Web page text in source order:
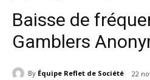
Baisse de
Gamblers
By Équipe Reflet de Société 22